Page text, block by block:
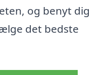
og benyt dig
det bedste